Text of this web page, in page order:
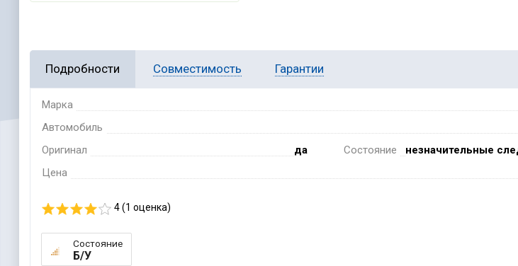
Подробности Совместимость Гарантии
Марка
Автомобиль
Оригинал
да Состояние
незначительные
Цена
4 (1 оценка)
Состояние
Б/У